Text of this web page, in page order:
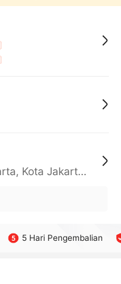
Daerah Khusus Ibukota Jakarta, Kota Jakarta Barat, Cengkareng, yy
5 Hari Pengembalian